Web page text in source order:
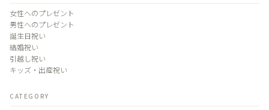
女性へのプレゼント
男性へのプレゼント
誕生日祝い
結婚祝い
引越し祝い
キッズ・出産祝い
CATEGORY